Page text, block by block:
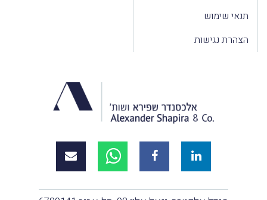
תנאי שימוש
הצהרת נגישות